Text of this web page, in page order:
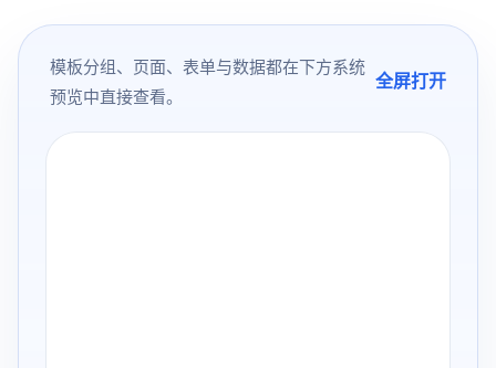
模板分组、页面、表单与数据都在下方系统
预览中直接查看。
全屏打开